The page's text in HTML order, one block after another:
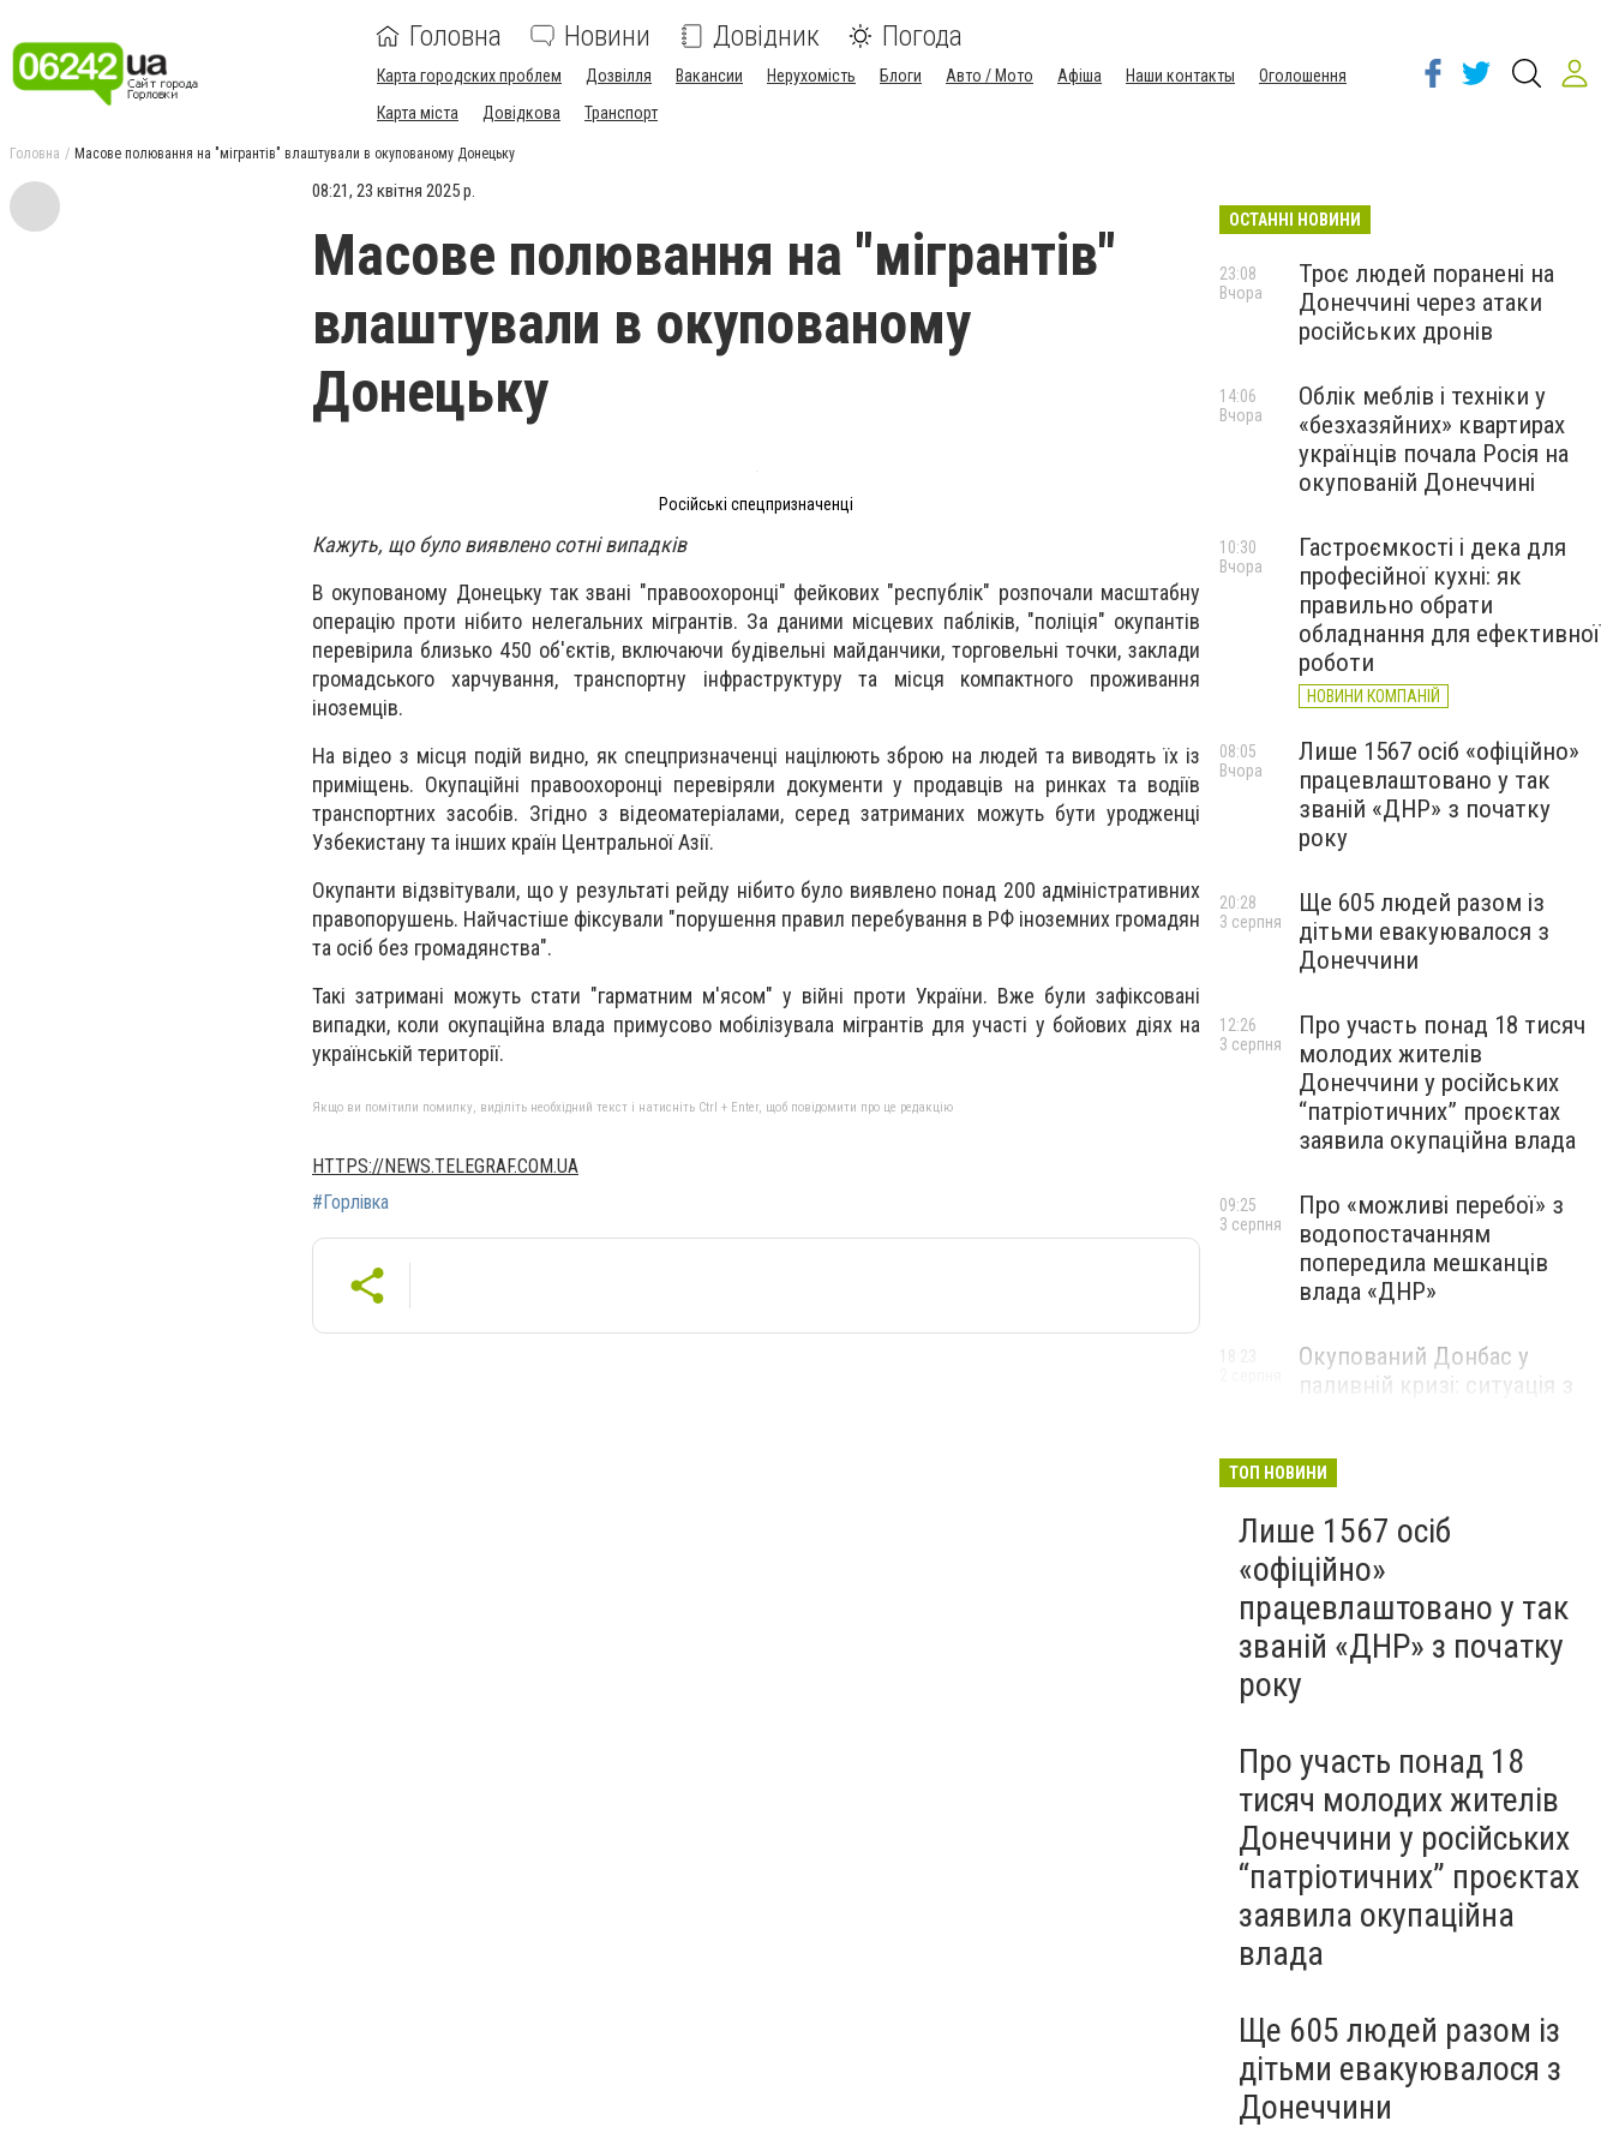
Головна Новини Довідник Погода
Карта городских проблем Дозвілля Вакансии Нерухомість Блоги Авто / Мото Афіша Наши контакты
Оголошення
Карта міста
Довідкова Транспорт
Головна Масове полювання на "мігрантів" влаштували в окупованому Донецьку
08:21, 23 квітня 2025 р.
Масове полювання на "мігрантів"
влаштували в окупованому
Донецьку
Російські спецпризначенці
Кажуть, що було виявлено сотні випадків
В окупованому Донецьку так звані "правоохоронці" фейкових "республік" розпочали масштабну
операцію проти нібито нелегальних мігрантів. За даними місцевих пабліків, "поліція" окупантів
перевірила близько 450 об'єктів, включаючи будівельні майданчики, торговельні точки, заклади
громадського харчування, транспортну інфраструктуру та місця компактного проживання
іноземців.
На відео з місця подій видно, як спецпризначенці націлюють зброю на людей та виводять їх із
приміщень. Окупаційні правоохоронці перевіряли документи у продавців на ринках та водіїв
транспортних засобів. Згідно з відеоматеріалами, серед затриманих можуть бути уродженці
Узбекистану та інших країн Центральної Азії.
Окупанти відзвітували, що у результаті рейду нібито було виявлено понад 200 адміністративних
правопорушень. Найчастіше фіксували "порушення правил перебування в РФ іноземних громадян
та осіб без громадянства".
Такі затримані можуть стати "гарматним м'ясом" у війні проти України. Вже були зафіксовані
випадки, коли окупаційна влада примусово мобілізувала мігрантів для участі у бойових діях на
українській території.
Якщо ви помітили помилку, виділіть необхідний текст і натисніть Ctrl + Enter, щоб повідомити про це редакцію
HTTPS://NEWS.TELEGRAF.COM.UA
#Горлівка
ОСТАННІ НОВИНИ
Троє людей поранені на
Донеччині через атаки
російських дронів
23:08
Вчора
Облік меблів і техніки у
«безхазяйних» квартирах
українців почала Росія на
окупованій Донеччині
14:06
Вчора
Гастроємкості і дека для
професійної кухні: як
правильно обрати
обладнання для ефективної
роботи
НОВИНИ КОМПАНІЙ
10:30
Вчора
Лише 1567 осіб «офіційно»
працевлаштовано у так
званій «ДНР» з початку
року
08:05
Вчора
Ще 605 людей разом із
дітьми евакуювалося з
Донеччини
20:28
3 серпня
Про участь понад 18 тисяч
молодих жителів
Донеччини у російських
“патріотичних” проєктах
заявила окупаційна влада
12:26
3 серпня
Про «можливі перебої» з
водопостачанням
попередила мешканців
влада «ДНР»
09:25
3 серпня
Окупований Донбас у
паливній кризі: ситуація з
ТОП НОВИНИ
Лише 1567 осіб
«офіційно»
працевлаштовано у так
званій «ДНР» з початку
року
Про участь понад 18
тисяч молодих жителів
Донеччини у російських
“патріотичних” проєктах
заявила окупаційна
влада
Ще 605 людей разом із
дітьми евакуювалося з
Донеччини